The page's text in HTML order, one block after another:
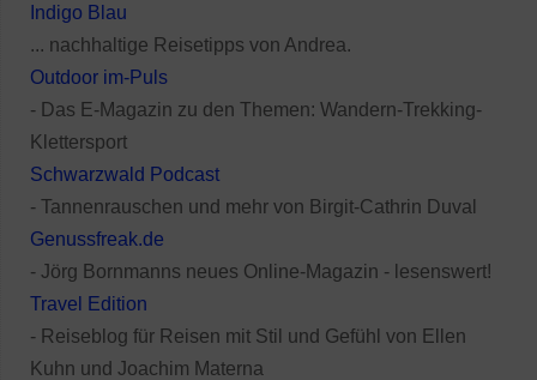
Indigo Blau
... nachhaltige Reisetipps von Andrea.
Outdoor im-Puls
- Das E-Magazin zu den Themen: Wandern-Trekking-
Klettersport
Schwarzwald Podcast
- Tannenrauschen und mehr von Birgit-Cathrin Duval
Genussfreak.de
- Jörg Bornmanns neues Online-Magazin - lesenswert!
Travel Edition
- Reiseblog für Reisen mit Stil und Gefühl von Ellen
Kuhn und Joachim Materna